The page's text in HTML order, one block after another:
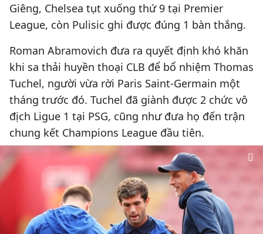
Giêng, Chelsea tụt xuống thứ 9 tại Premier
League, còn Pulisic ghi được đúng 1 bàn thắng.
Roman Abramovich đưa ra quyết định khó khăn
khi sa thải huyền thoại CLB để bổ nhiệm Thomas
Tuchel, người vừa rời Paris Saint-Germain một
tháng trước đó. Tuchel đã giành được 2 chức vô
địch Ligue 1 tại PSG, cũng như đưa họ đến trận
chung kết Champions League đầu tiên.